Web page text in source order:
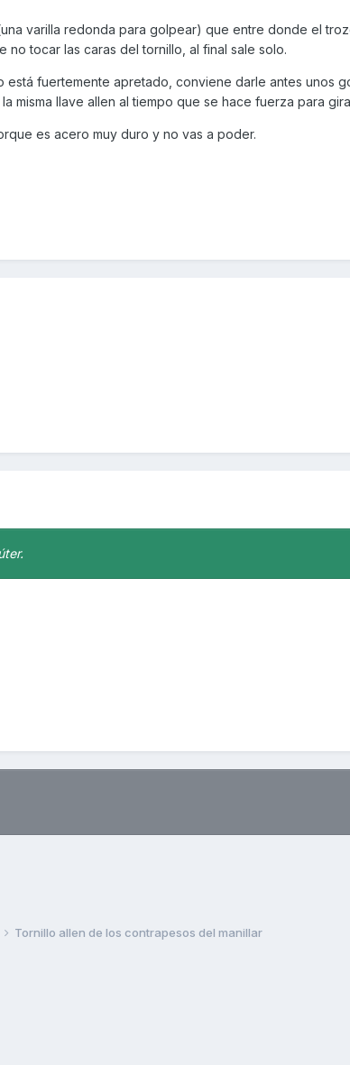
varilla redonda para golpear) que entre donde el
tocar las caras del tornillo, al final sale solo.
fuertemente apretado, conviene darle antes unos
misma llave allen al tiempo que se hace fuerza para
es acero muy duro y no vas a poder.
Tornillo allen de los contrapesos del manillar